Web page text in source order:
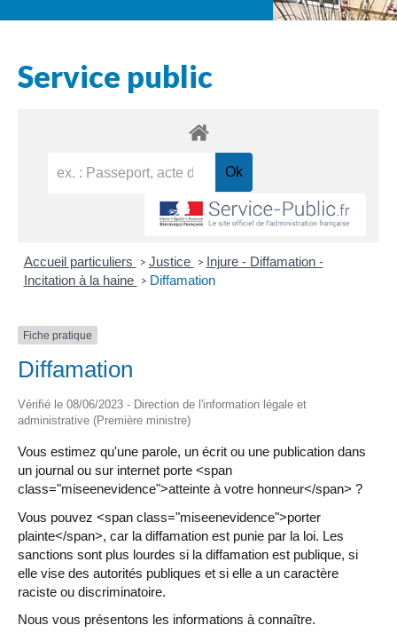
Service public
Accueil particuliers > Justice > Injure - Diffamation -
Incitation à la haine > Diffamation
Fiche pratique
Diffamation
Vérifié le 08/06/2023 - Direction de l'information légale et
administrative (Première ministre)
Vous estimez qu'une parole, un écrit ou une publication dans
un journal ou sur internet porte <span
class="miseenevidence">atteinte à votre honneur</span> ?
Vous pouvez <span class="miseenevidence">porter
plainte</span>, car la diffamation est punie par la loi. Les
sanctions sont plus lourdes si la diffamation est publique, si
elle vise des autorités publiques et si elle a un caractère
raciste ou discriminatoire.
Nous vous présentons les informations à connaître.